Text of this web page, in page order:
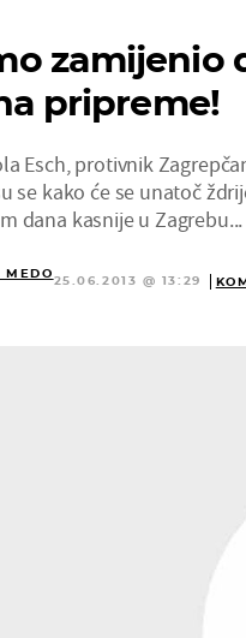
zamijenio
pripreme!
Esch, protivnik
se kako će se unatoč
dana kasnije u Zagrebu...
MEDO
25.06.2013 @ 13:29